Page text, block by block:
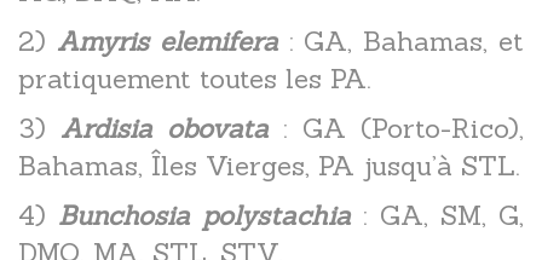
2) Amyris elemifera: GA, Bahamas, et
pratiquement toutes les PA.
3) Ardisia obovata : GA (Porto-Rico),
Bahamas, Îles Vierges, PA jusqu’à STL.
4) Bunchosia polystachia : GA, SM, G,
DMQ, MA, STL, STV.